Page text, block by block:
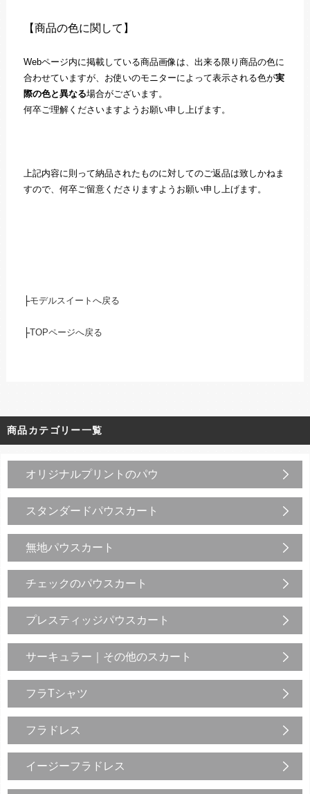
【商品の色に関して】
Webページ内に掲載している商品画像は、出来る限り商品の色に
合わせていますが、お使いのモニターによって表示される色が実
際の色と異なる場合がございます。
何卒ご理解くださいますようお願い申し上げます。
上記内容に則って納品されたものに対してのご返品は致しかねま
すので、何卒ご留意くださりますようお願い申し上げます。
├モデルスイートへ戻る
├TOPページへ戻る
商品カテゴリー一覧
オリジナルプリントのパウ
スタンダードパウスカート
無地パウスカート
チェックのパウスカート
プレスティッジパウスカート
サーキュラー｜その他のスカート
フラTシャツ
フラドレス
イージーフラドレス